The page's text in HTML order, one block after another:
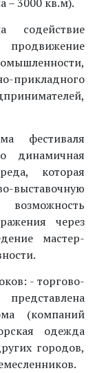
содействие
прикладного
фестиваля
динамичная
которая
через
мастер-
- торгово-
(компаний
одежда
городов,